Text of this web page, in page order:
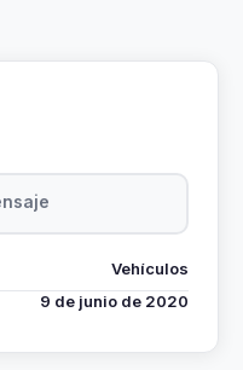
Vehículos
9 de junio de 2020